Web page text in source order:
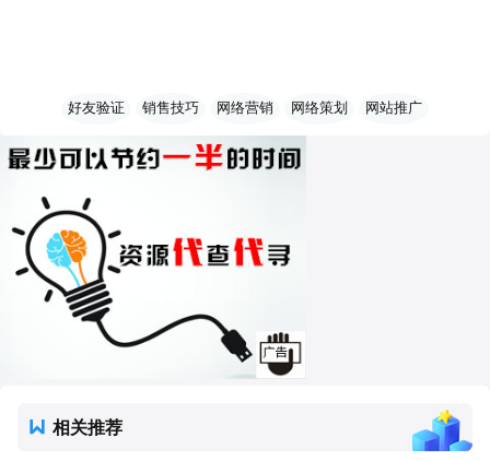
好友验证 销售技巧 网络营销 网络策划 网站推广
相关推荐